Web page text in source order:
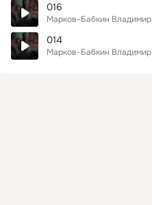
016
Марков-Бабкин Владимир
014
Марков-Бабкин Владимир